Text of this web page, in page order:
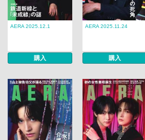
AERA 2025.12.1
購入
AERA 2025.11.24
購入